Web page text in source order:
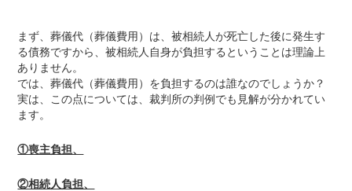
まず、葬儀代（葬儀費用）は、被相続人が死亡した後に発生す
る債務ですから、被相続人自身が負担するということは理論上
ありません。
では、葬儀代（葬儀費用）を負担するのは誰なのでしょうか？
実は、この点については、裁判所の判例でも見解が分かれてい
ます。
①喪主負担、
②相続人負担、